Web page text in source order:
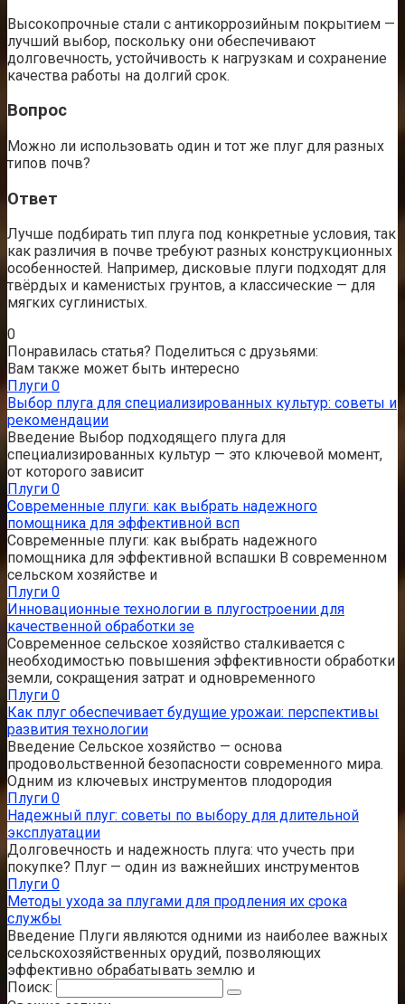
Высокопрочные стали с антикоррозийным покрытием —
лучший выбор, поскольку они обеспечивают
долговечность, устойчивость к нагрузкам и сохранение
качества работы на долгий срок.
Вопрос
Можно ли использовать один и тот же плуг для разных
типов почв?
Ответ
Лучше подбирать тип плуга под конкретные условия, так
как различия в почве требуют разных конструкционных
особенностей. Например, дисковые плуги подходят для
твёрдых и каменистых грунтов, а классические — для
мягких суглинистых.
0
Понравилась статья? Поделиться с друзьями:
Вам также может быть интересно
Плуги 0
Выбор плуга для специализированных культур: советы и
рекомендации
Введение Выбор подходящего плуга для
специализированных культур — это ключевой момент,
от которого зависит
Плуги 0
Современные плуги: как выбрать надежного
помощника для эффективной всп
Современные плуги: как выбрать надежного
помощника для эффективной вспашки В современном
сельском хозяйстве и
Плуги 0
Инновационные технологии в плугостроении для
качественной обработки зе
Современное сельское хозяйство сталкивается с
необходимостью повышения эффективности обработки
земли, сокращения затрат и одновременного
Плуги 0
Как плуг обеспечивает будущие урожаи: перспективы
развития технологии
Введение Сельское хозяйство — основа
продовольственной безопасности современного мира.
Одним из ключевых инструментов плодородия
Плуги 0
Надежный плуг: советы по выбору для длительной
эксплуатации
Долговечность и надежность плуга: что учесть при
покупке? Плуг — один из важнейших инструментов
Плуги 0
Методы ухода за плугами для продления их срока
службы
Введение Плуги являются одними из наиболее важных
сельскохозяйственных орудий, позволяющих
эффективно обрабатывать землю и
Поиск: